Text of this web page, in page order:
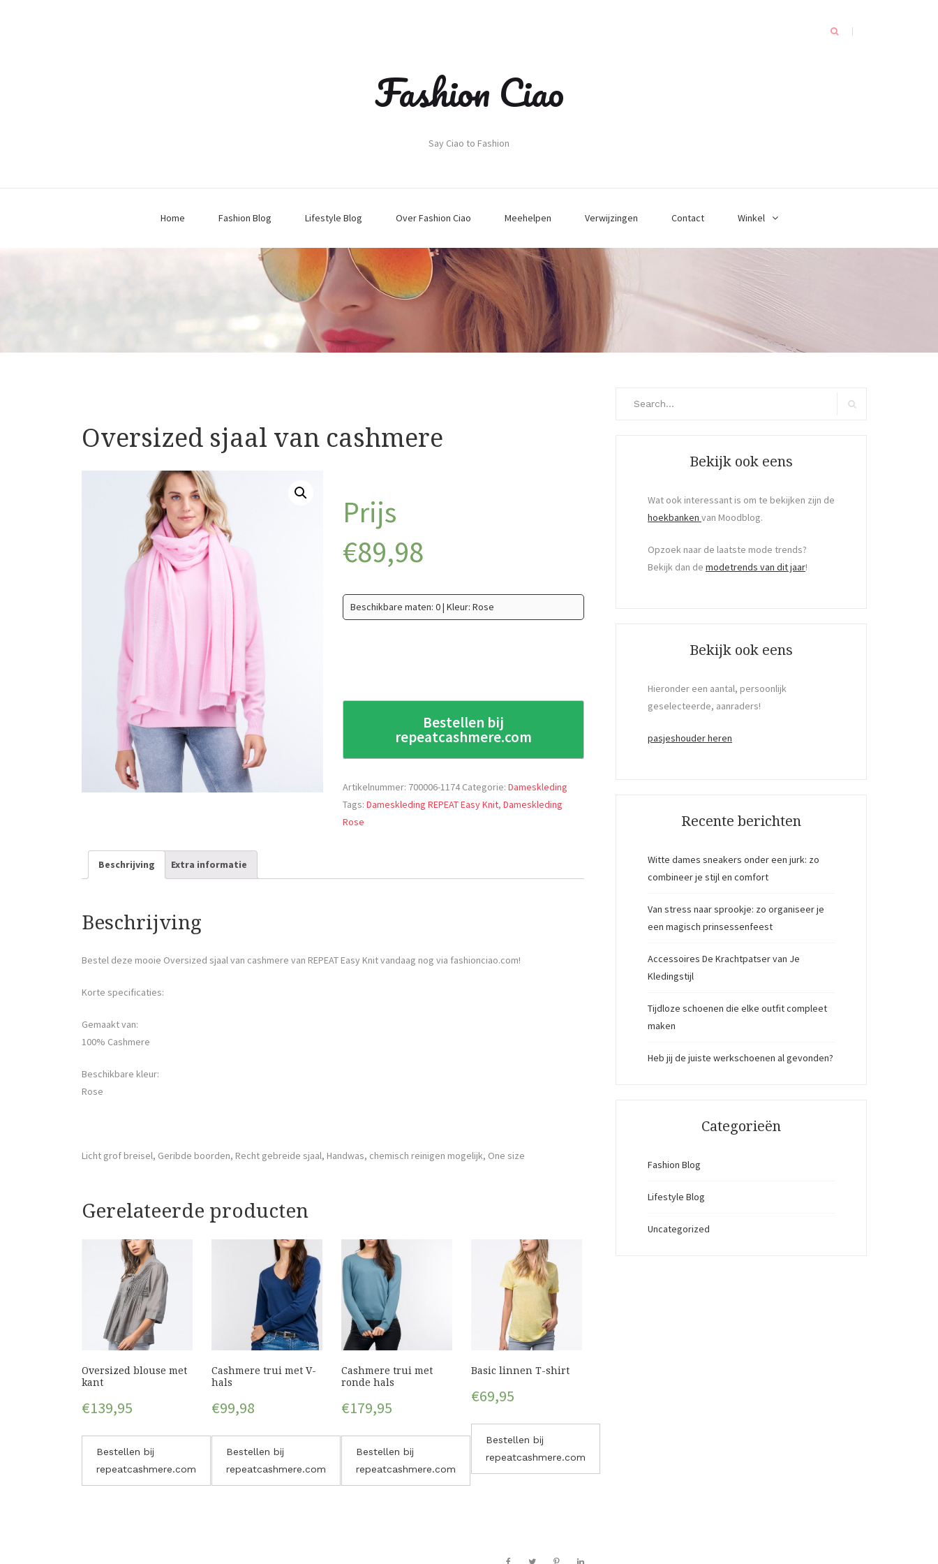
Fashion Ciao
Say Ciao to Fashion
Home Fashion Blog Lifestyle Blog Over Fashion Ciao Meehelpen Verwijzingen Contact Winkel
Oversized sjaal van cashmere
€89,98
Beschikbare maten: 0 | Kleur: Rose
Bestellen bij
repeatcashmere.com
Artikelnummer: 700006-1174Categorie:Dameskleding
Tags:Dameskleding REPEAT Easy Knit,Dameskleding
Rose
Beschrijving Extra informatie
Beschrijving
Bestel deze mooie Oversized sjaal van cashmere van REPEAT Easy Knit vandaag nog via fashionciao.com!
Korte specificaties:
Gemaakt van:
100% Cashmere
Beschikbare kleur:
Rose
Licht grof breisel, Geribde boorden, Recht gebreide sjaal, Handwas, chemisch reinigen mogelijk, One size
Gerelateerde producten
Oversized blouse met
kant
€139,95
Bestellen bij
repeatcashmere.com
Cashmere trui met V-
hals
€99,98
Bestellen bij
repeatcashmere.com
Cashmere trui met
ronde hals
€179,95
Bestellen bij
repeatcashmere.com
Basic linnen T-shirt
€69,95
Bestellen bij
repeatcashmere.com
Bekijk ook eens
Wat ook interessant is om te bekijken zijn de
hoekbanken van Moodblog.
Opzoek naar de laatste mode trends?
Bekijk dan de modetrends van dit jaar!
Bekijk ook eens
Hieronder een aantal, persoonlijk
geselecteerde, aanraders!
pasjeshouder heren
Recente berichten
Witte dames sneakers onder een jurk: zo
combineer je stijl en comfort
Van stress naar sprookje: zo organiseer je
een magisch prinsessenfeest
Accessoires De Krachtpatser van Je
Kledingstijl
Tijdloze schoenen die elke outfit compleet
maken
Heb jij de juiste werkschoenen al gevonden?
Categorieën
Fashion Blog
Lifestyle Blog
Uncategorized